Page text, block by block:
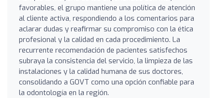
favorables, el grupo mantiene una política de atención
al cliente activa, respondiendo a los comentarios para
aclarar dudas y reafirmar su compromiso con la ética
profesional y la calidad en cada procedimiento. La
recurrente recomendación de pacientes satisfechos
subraya la consistencia del servicio, la limpieza de las
instalaciones y la calidad humana de sus doctores,
consolidando a GOVT como una opción confiable para
la odontología en la región.